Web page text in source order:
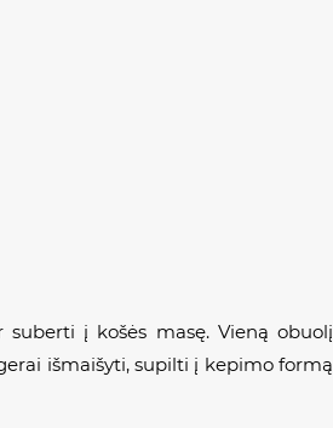
į košės masę. Vieną obuolį
išmaišyti, supilti į kepimo formą